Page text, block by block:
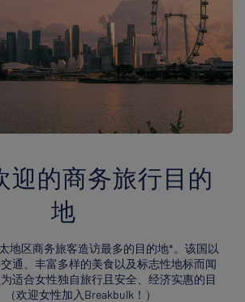
迎的商务旅行目的
地
地区商务旅客造访最多的目的地*。该国以
通、丰富多样的美食以及标志性地标而闻
适合女性独自旅行且安全、经济实惠的目
（欢迎女性加入Breakbulk！）